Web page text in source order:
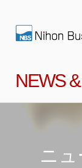
NEWS &
ニ